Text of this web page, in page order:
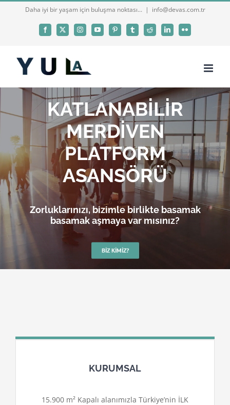
Daha iyi bir yaşam için buluşma noktası... | info@devas.com.tr
Facebook
X InstagramYouTubePinterestTumblrReddit LinkedInFlickr
KATLANABİLİR
MERDİVEN
PLATFORM
ASANSÖRÜ
Zorluklarınızı, bizimle birlikte basamak
basamak aşmaya var mısınız?
BIZ KIMIZ?
KURUMSAL
15.900 m² Kapalı alanımızla Türkiye’nin İLK